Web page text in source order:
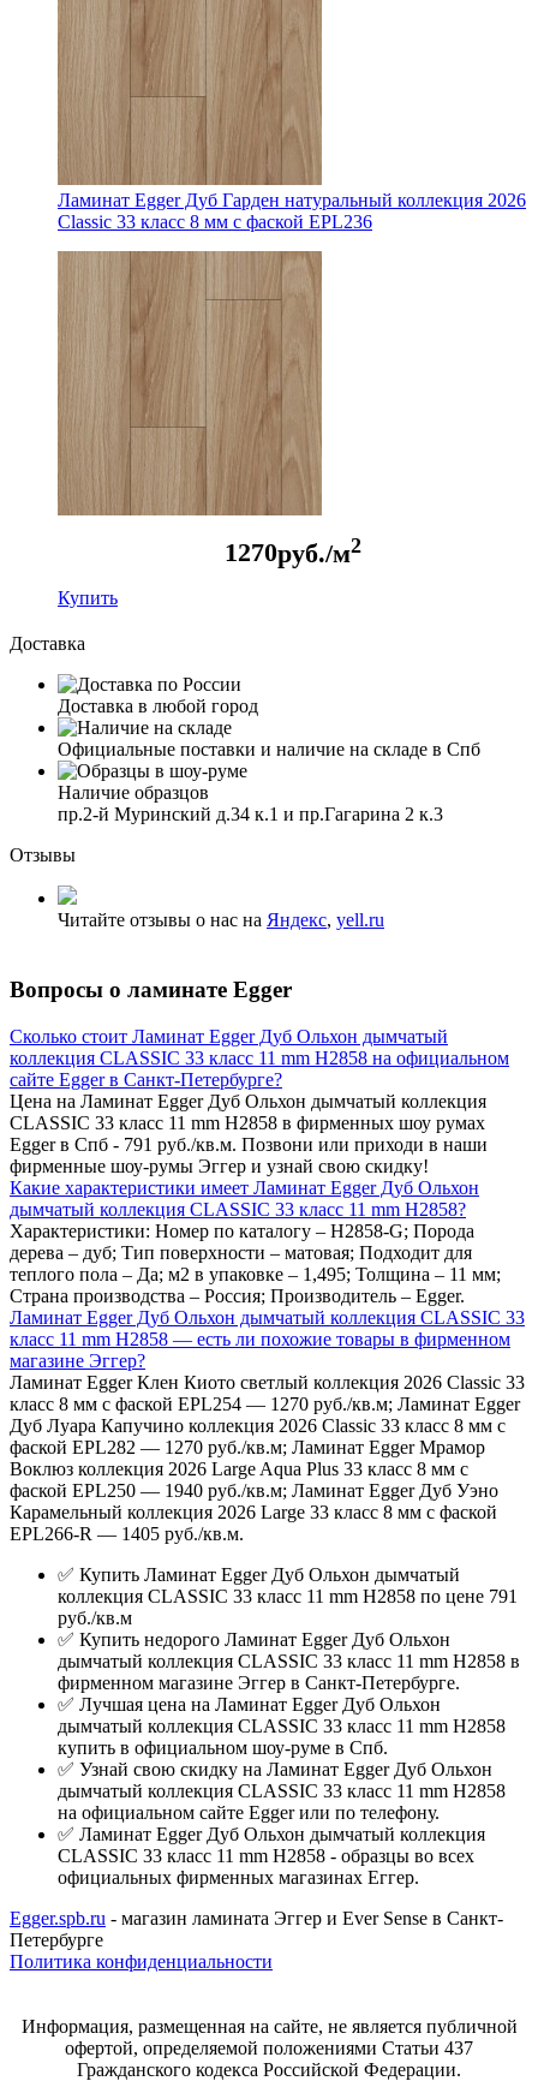
Ламинат Egger Дуб Гарден натуральный коллекция 2026
Classic 33 класс 8 мм с фаской EPL236
1270руб./м2
Купить
Доставка
Доставка в любой город
Официальные поставки и наличие на складе в Спб
Наличие образцов
пр.2-й Муринский д.34 к.1 и пр.Гагарина 2 к.3
Отзывы
Читайте отзывы о нас на Яндекс, yell.ru
Вопросы о ламинате Egger
Сколько стоит Ламинат Egger Дуб Ольхон дымчатый
коллекция CLASSIC 33 класс 11 mm Н2858 на официальном
сайте Egger в Санкт-Петербурге?
Цена на Ламинат Egger Дуб Ольхон дымчатый коллекция
CLASSIC 33 класс 11 mm Н2858 в фирменных шоу румах
Egger в Спб - 791 руб./кв.м. Позвони или приходи в наши
фирменные шоу-румы Эггер и узнай свою скидку!
Какие характеристики имеет Ламинат Egger Дуб Ольхон
дымчатый коллекция CLASSIC 33 класс 11 mm Н2858?
Характеристики: Номер по каталогу – Н2858-G; Порода
дерева – дуб; Тип поверхности – матовая; Подходит для
теплого пола – Да; м2 в упаковке – 1,495; Толщина – 11 мм;
Страна производства – Россия; Производитель – Egger.
Ламинат Egger Дуб Ольхон дымчатый коллекция CLASSIC 33
класс 11 mm Н2858 — есть ли похожие товары в фирменном
магазине Эггер?
Ламинат Egger Клен Киото светлый коллекция 2026 Classic 33
класс 8 мм с фаской EPL254 — 1270 руб./кв.м; Ламинат Egger
Дуб Луара Капучино коллекция 2026 Classic 33 класс 8 мм с
фаской EPL282 — 1270 руб./кв.м; Ламинат Egger Мрамор
Воклюз коллекция 2026 Large Aqua Plus 33 класс 8 мм с
фаской EPL250 — 1940 руб./кв.м; Ламинат Egger Дуб Уэно
Карамельный коллекция 2026 Large 33 класс 8 мм с фаской
EPL266-R — 1405 руб./кв.м.
✅ Купить Ламинат Egger Дуб Ольхон дымчатый
коллекция CLASSIC 33 класс 11 mm Н2858 по цене 791
руб./кв.м
✅ Купить недорого Ламинат Egger Дуб Ольхон
дымчатый коллекция CLASSIC 33 класс 11 mm Н2858 в
фирменном магазине Эггер в Санкт-Петербурге.
✅ Лучшая цена на Ламинат Egger Дуб Ольхон
дымчатый коллекция CLASSIC 33 класс 11 mm Н2858
купить в официальном шоу-руме в Спб.
✅ Узнай свою скидку на Ламинат Egger Дуб Ольхон
дымчатый коллекция CLASSIC 33 класс 11 mm Н2858
на официальном сайте Egger или по телефону.
✅ Ламинат Egger Дуб Ольхон дымчатый коллекция
CLASSIC 33 класс 11 mm Н2858 - образцы во всех
официальных фирменных магазинах Еггер.
Egger.spb.ru - магазин ламината Эггер и Ever Sense в Санкт-
Петербурге
Политика конфиденциальности
Информация, размещенная на сайте, не является публичной
офертой, определяемой положениями Статьи 437
Гражданского кодекса Российской Федерации.